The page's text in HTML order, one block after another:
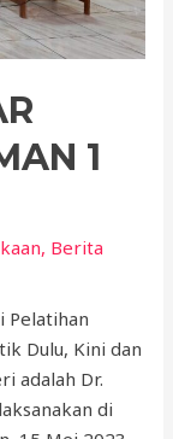
1
, Berita
Pelatihan
Dulu, Kini dan
adalah Dr.
di